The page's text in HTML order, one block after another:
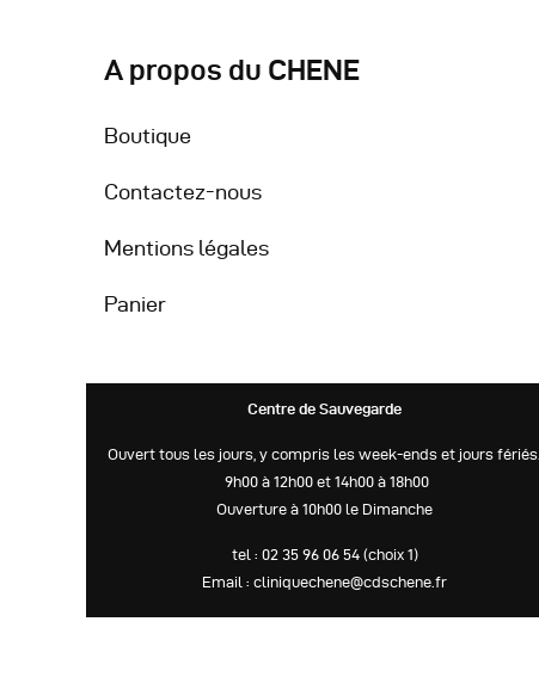
A propos du CHENE
Boutique
Contactez-nous
Mentions légales
Panier
Centre de Sauvegarde
Ouvert tous les jours, y compris les week-ends et jours fériés.
9h00 à 12h00 et 14h00 à 18h00
Ouverture à 10h00 le Dimanche
tel : 02 35 96 06 54 (choix 1)
Email : cliniquechene@cdschene.fr